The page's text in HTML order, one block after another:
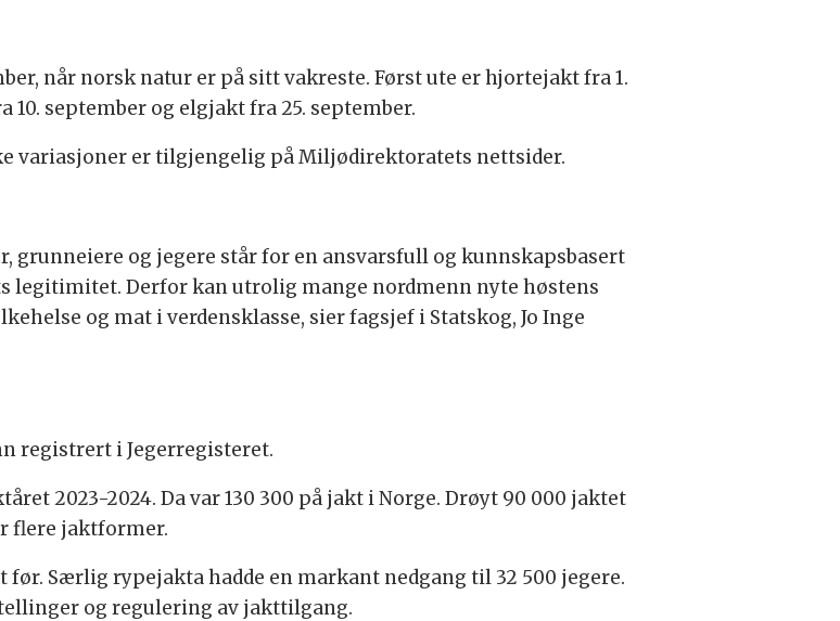
når norsk natur er på sitt vakreste. Først ute er hjortejakt fra 1.
september og elgjakt fra 25. september.
variasjoner er tilgjengelig på Miljødirektoratets nettsider.
grunneiere og jegere står for en ansvarsfull og kunnskapsbasert
legitimitet. Derfor kan utrolig mange nordmenn nyte høstens
og mat i verdensklasse, sier fagsjef i Statskog, Jo Inge
registrert i Jegerregisteret.
2023-2024. Da var 130 300 på jakt i Norge. Drøyt 90 000 jaktet
flere jaktformer.
Særlig rypejakta hadde en markant nedgang til 32 500 jegere.
og regulering av jakttilgang.